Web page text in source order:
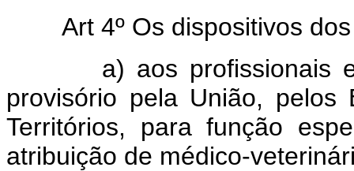
Art 4º Os dispositivos
a) aos profissionais
provisório pela União, pelos
Territórios, para função
atribuição de médico-